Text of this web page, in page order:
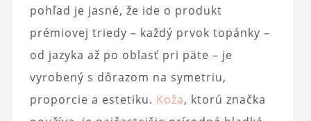
pohľad je jasné, že ide o produkt
prémiovej triedy – každý prvok topánky –
od jazyka až po oblasť pri päte – je
vyrobený s dôrazom na symetriu,
proporcie a estetiku. Koža, ktorú značka